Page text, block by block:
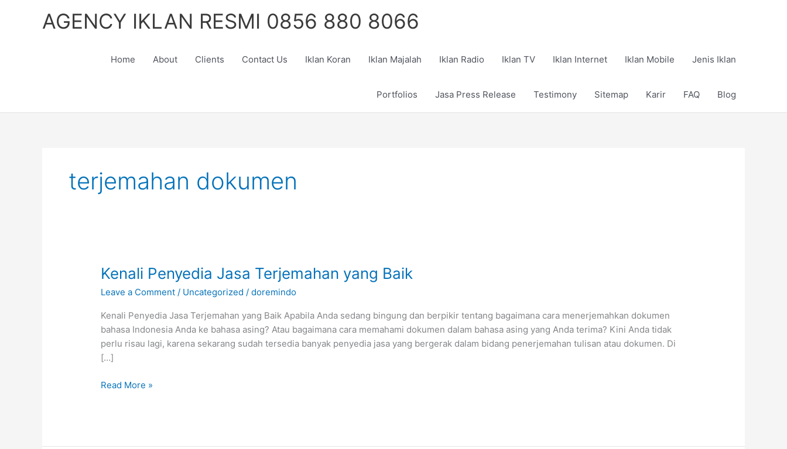
AGENCY IKLAN RESMI 0856 880 8066
Home About Clients Contact Us Iklan Koran Iklan Majalah Iklan Radio Iklan TV Iklan Internet Iklan Mobile Jenis Iklan
Portfolios Jasa Press Release Testimony Sitemap Karir FAQ Blog
terjemahan dokumen
Kenali Penyedia Jasa Terjemahan yang Baik
Leave a Comment / Uncategorized /doremindo
Kenali Penyedia Jasa Terjemahan yang Baik Apabila Anda sedang bingung dan berpikir tentang bagaimana cara menerjemahkan dokumen
bahasa Indonesia Anda ke bahasa asing? Atau bagaimana cara memahami dokumen dalam bahasa asing yang Anda terima? Kini Anda tidak
perlu risau lagi, karena sekarang sudah tersedia banyak penyedia jasa yang bergerak dalam bidang penerjemahan tulisan atau dokumen. Di
[…]
Kenali
Jasa
Terjemahan
yang
Baik
Read More »